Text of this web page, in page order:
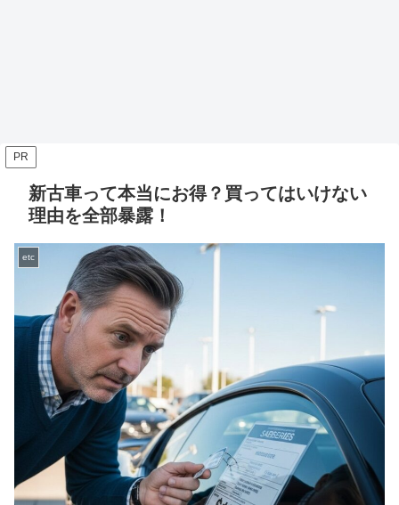
PR
新古車って本当にお得？買ってはいけない
理由を全部暴露！
etc